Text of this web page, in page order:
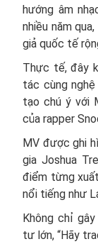
hướng âm
nhiều năm
giả quốc tế
Thực tế, đây
tác cùng
tạo chú ý với
của rapper
MV được ghi
gia Joshua
điểm từng
nổi tiếng như
Không chỉ
tư lớn, “Hãy